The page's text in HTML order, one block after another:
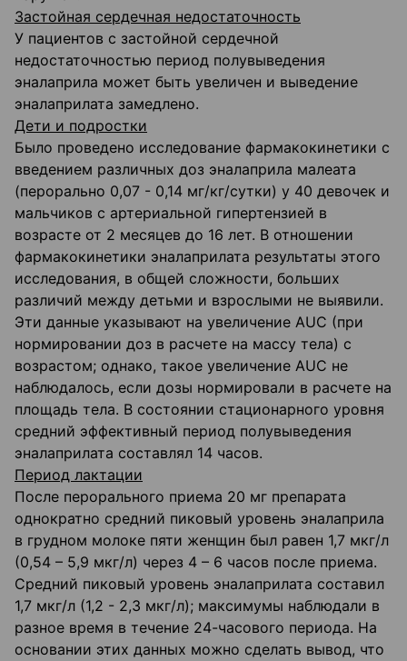
Застойная сердечная недостаточность
У пациентов с застойной сердечной
недостаточностью период полувыведения
эналаприла может быть увеличен и выведение
эналаприлата замедлено.
Дети и подростки
Было проведено исследование фармакокинетики с
введением различных доз эналаприла малеата
(перорально 0,07 - 0,14 мг/кг/сутки) у 40 девочек и
мальчиков с артериальной гипертензией в
возрасте от 2 месяцев до 16 лет. В отношении
фармакокинетики эналаприлата результаты этого
исследования, в общей сложности, больших
различий между детьми и взрослыми не выявили.
Эти данные указывают на увеличение AUC (при
нормировании доз в расчете на массу тела) с
возрастом; однако, такое увеличение AUC не
наблюдалось, если дозы нормировали в расчете на
площадь тела. В состоянии стационарного уровня
средний эффективный период полувыведения
эналаприлата составлял 14 часов.
Период лактации
После перорального приема 20 мг препарата
однократно средний пиковый уровень эналаприла
в грудном молоке пяти женщин был равен 1,7 мкг/л
(0,54 – 5,9 мкг/л) через 4 – 6 часов после приема.
Средний пиковый уровень эналаприлата составил
1,7 мкг/л (1,2 - 2,3 мкг/л); максимумы наблюдали в
разное время в течение 24-часового периода. На
основании этих данных можно сделать вывод, что